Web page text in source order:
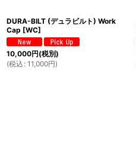
DURA-BILT (デュラビルト) Work
Cap [WC]
10,000円(税別)
(税込 : 11,000円)